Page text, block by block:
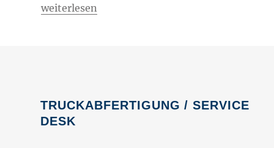
„Gelebte Einsatzbereitschaft“
weiterlesen
TRUCKABFERTIGUNG / SERVICE
DESK